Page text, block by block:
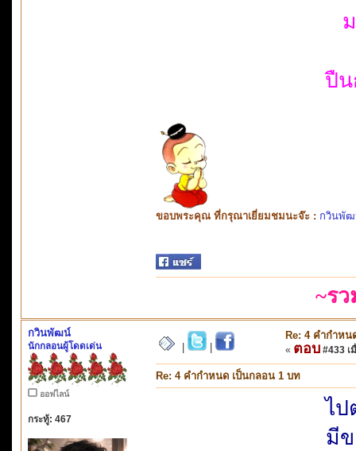
ปืน
ขอบพระคุณ ที่กรุณาเยี่ยมชมนะจ๊ะ : กวินพั
~ร
กวินพัฒน์
นักกลอนผู้โดดเด่น
ออฟไลน์
กระทู้: 467
Re: 4 คำกำห
« ตอบ #433 เ
Re: 4 คำกำหนด เป็นกลอน 1 บท
ไป
มี